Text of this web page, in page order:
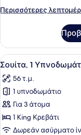
Περισσότερες
Περισσότερες
Σουίτα
(Paradox)
Προβολή
όλων
των
φωτογραφιών
για
Σουίτα,
1
5
Σουίτα, 1
56 τ.μ.
1 υπνοδωμάτιο
Για 3 άτομα
1 King Κρεβάτι
Δωρεάν ασύρματο